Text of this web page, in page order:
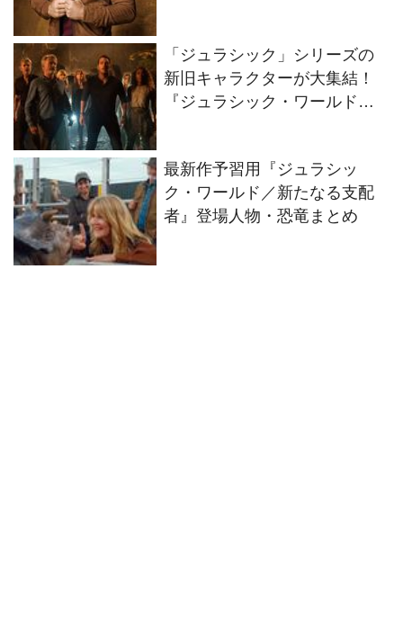
「ジュラシック」シリーズの
新旧キャラクターが大集結！
『ジュラシック・ワールド／
最新作予習用『ジュラシッ
ク・ワールド／新たなる支配
者』登場人物・恐竜まとめ